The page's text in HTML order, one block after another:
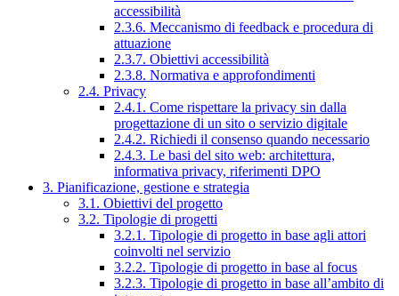
accessibilità
2.3.6. Meccanismo di feedback e procedura di
attuazione
2.3.7. Obiettivi accessibilità
2.3.8. Normativa e approfondimenti
2.4. Privacy
2.4.1. Come rispettare la privacy sin dalla
progettazione di un sito o servizio digitale
2.4.2. Richiedi il consenso quando necessario
2.4.3. Le basi del sito web: architettura,
informativa privacy, riferimenti DPO
3. Pianificazione, gestione e strategia
3.1. Obiettivi del progetto
3.2. Tipologie di progetti
3.2.1. Tipologie di progetto in base agli attori
coinvolti nel servizio
3.2.2. Tipologie di progetto in base al focus
3.2.3. Tipologie di progetto in base all’ambito di